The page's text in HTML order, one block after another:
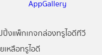
ปิ้งแพ็กเกจกล่องทรูไอดีทีวี
เหลือทรูไอดี